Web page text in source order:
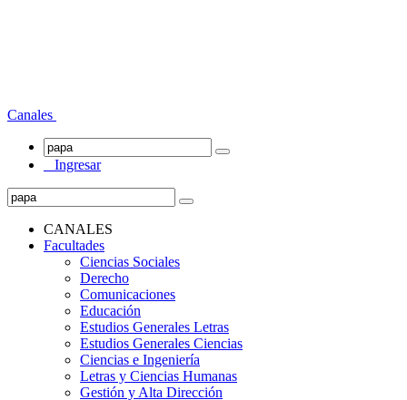
Canales
Ingresar
CANALES
Facultades
Ciencias Sociales
Derecho
Comunicaciones
Educación
Estudios Generales Letras
Estudios Generales Ciencias
Ciencias e Ingeniería
Letras y Ciencias Humanas
Gestión y Alta Dirección